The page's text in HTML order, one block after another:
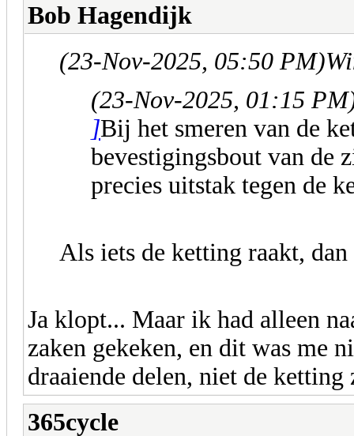
Bob Hagendijk
(23-Nov-2025, 05:50 PM)
(23-Nov-2025, 01:15
]Bij het smeren van de
bevestigingsbout van de
precies uitstak tegen de
Als iets de ketting raakt,
Ja klopt... Maar ik had alleen
zaken gekeken, en dit was me
draaiende delen, niet de
365cycle